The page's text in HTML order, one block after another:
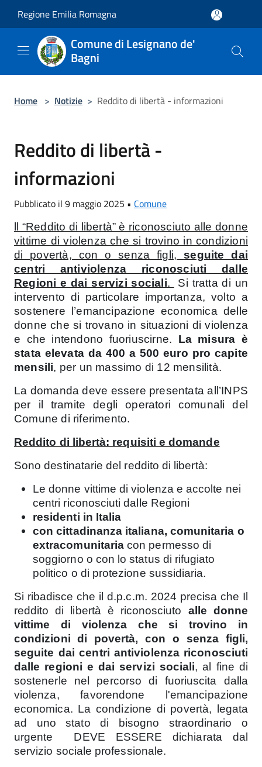
Regione Emilia Romagna
Comune di Lesignano de'
Bagni
Home > Notizie > Reddito di libertà - informazioni
Reddito di libertà -
informazioni
Pubblicato il 9 maggio 2025 • Comune
ll “Reddito di libertà” è riconosciuto alle donne
vittime di violenza che si trovino in condizioni
di povertà, con o senza figli,seguite dai
centri antiviolenza riconosciuti dalle
Regioni e dai servizi sociali.
Si tratta di un
intervento di particolare importanza, volto a
sostenere l’emancipazione economica delle
donne che si trovano in situazioni di violenza
e che intendono fuoriuscirne. La misura è
stata elevata da 400 a 500 euro pro capite
mensili, per un massimo di 12 mensilità.
La domanda deve essere presentata all’INPS
per il tramite degli operatori comunali del
Comune di riferimento.
Reddito di libertà: requisiti e domande
Sono destinatarie del reddito di libertà:
Le donne vittime di violenza e accolte nei
centri riconosciuti dalle Regioni
residenti in Italia
con cittadinanza italiana, comunitaria o
extracomunitaria con permesso di
soggiorno o con lo status di rifugiato
politico o di protezione sussidiaria.
Si ribadisce che il d.p.c.m. 2024 precisa che Il
reddito di libertà è riconosciuto
alle donne
vittime di violenza che si trovino in
condizioni di povertà, con o senza figli,
seguite dai centri antiviolenza riconosciuti
dalle regioni e dai servizi sociali, al fine di
sostenerle nel percorso di fuoriuscita dalla
violenza, favorendone l'emancipazione
economica. La condizione di povertà, legata
ad uno stato di bisogno straordinario o
urgente
DEVE ESSERE dichiarata dal
servizio sociale professionale.